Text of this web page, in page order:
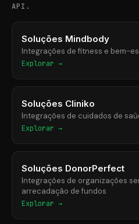
API.
Soluções Mindbody
Integrações de fitness e bem-
Explorar →
Soluções Cliniko
Integrações de cuidados de
Explorar →
Soluções DonorPerfect
Integrações de organizações
arrecadação de fundos
Explorar →